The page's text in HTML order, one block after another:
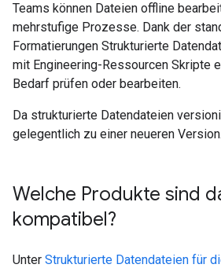
Teams können Dateien offline
mehrstufige Prozesse. Dank der
Formatierungen Strukturierte
mit Engineering-Ressourcen Skripte
Bedarf prüfen oder bearbeiten.
Da strukturierte Datendateien
gelegentlich zu einer neueren Version.
Welche Produkte sind
kompatibel?
Unter Strukturierte Datendateien für